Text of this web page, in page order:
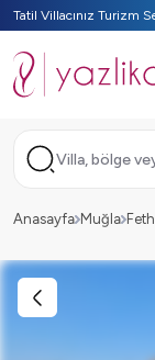
Tatil Villacınız Turizm
Villa, bölge
Anasayfa Muğla